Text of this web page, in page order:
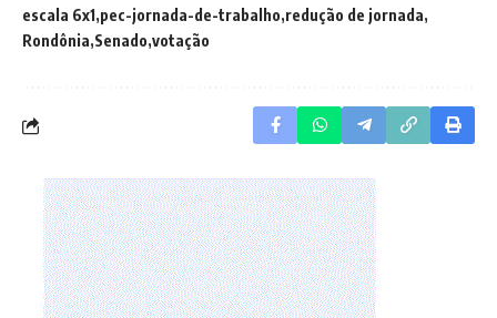
escala 6x1 pec-jornada-de-trabalho redução de jornada
Rondônia Senado votação